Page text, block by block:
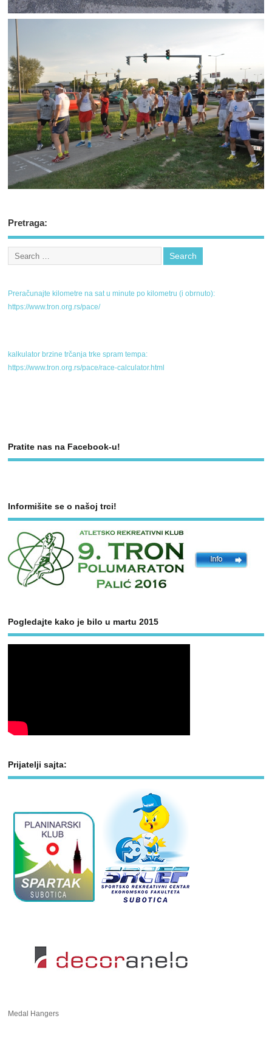
Pretraga:
Preračunajte kilometre na sat u minute po kilometru (i obrnuto):
https://www.tron.org.rs/pace/
kalkulator brzine trčanja trke spram tempa:
https://www.tron.org.rs/pace/race-calculator.html
Pratite nas na Facebook-u!
Informišite se o našoj trci!
Pogledajte kako je bilo u martu 2015
Prijatelji sajta:
Medal Hangers